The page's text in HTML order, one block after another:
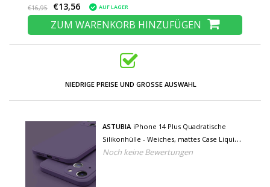
€16,95 €13,56 AUF LAGER
ZUM WARENKORB HINZUFÜGEN
NIEDRIGE PREISE UND GROSSE AUSWAHL
ASTUBIA iPhone 14 Plus Quadratische
Silikonhülle - Weiches, mattes Case Liquid
Cover Lila
Noch keine Bewertungen